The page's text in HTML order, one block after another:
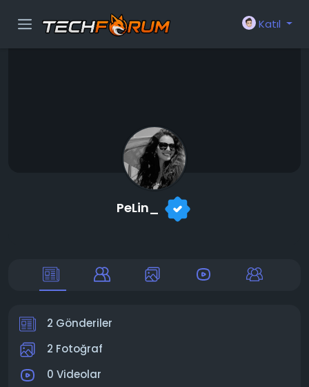
Katıl
PeLin_
2 Gönderiler
2 Fotoğraf
0 Videolar